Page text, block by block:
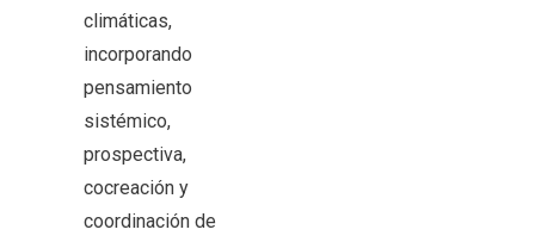
climáticas,
incorporando
pensamiento
sistémico,
prospectiva,
cocreación y
coordinación de